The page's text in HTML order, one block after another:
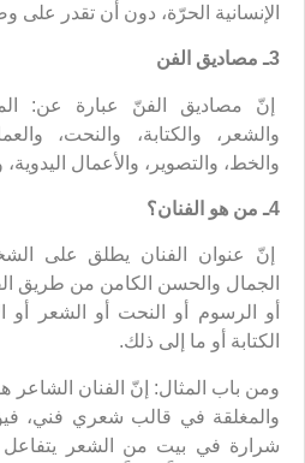
الإنسانية الحرّة، دون أن تقدر
3ـ مصاديق الفن
إنّ مصاديق الفنّ عبارة عن:
والشعر، والكتابة، والنحت،
والخط، والتصوير، والأعمال
4ـ من هو الفنان؟
إنّ عنوان الفنان يطلق على
الجمال والحسن الكامن من طريق
أو الرسوم أو النحت أو الشعر أو
الكتابة أو ما إلى ذلك.
ومن باب المثال: إنّ الفنان الشاعر
والمغلقة في قالب شعري فني،
شرارة في بيت من الشعر يتفاعل